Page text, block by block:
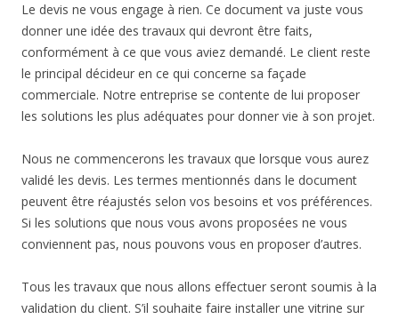
Le devis ne vous engage à rien. Ce document va juste vous
donner une idée des travaux qui devront être faits,
conformément à ce que vous aviez demandé. Le client reste
le principal décideur en ce qui concerne sa façade
commerciale. Notre entreprise se contente de lui proposer
les solutions les plus adéquates pour donner vie à son projet.
Nous ne commencerons les travaux que lorsque vous aurez
validé les devis. Les termes mentionnés dans le document
peuvent être réajustés selon vos besoins et vos préférences.
Si les solutions que nous vous avons proposées ne vous
conviennent pas, nous pouvons vous en proposer d’autres.
Tous les travaux que nous allons effectuer seront soumis à la
validation du client. S’il souhaite faire installer une vitrine sur